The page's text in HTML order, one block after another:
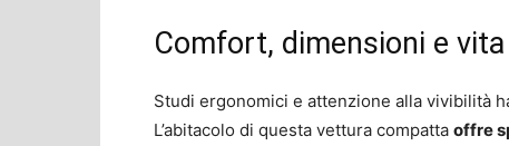
Comfort, dimensioni e
Studi ergonomici e attenzione alla vivibilità
L’abitacolo di questa vettura compatta offre